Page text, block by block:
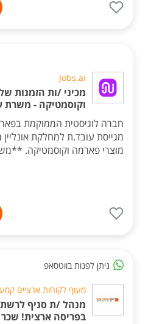
Jobs.ai
מכיני /ות הזמנות
וקוסמטיקה - משרת
חברה לוגיסטית הממוקמת
מגייסת עובד.ת למחלקת
מוצרי פארמה וקוסמטיקה.
ניתן לפנות בווטסאפ
מעוף לקוחות ארציים
מנהל /ת סניף
בפריסה ארצית! שכר